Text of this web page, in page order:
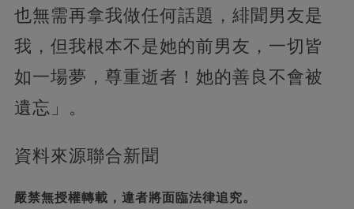
也無需再拿我做任何話題，緋聞男友是
我，但我根本不是她的前男友，一切皆
如一場夢，尊重逝者！她的善良不會被
遺忘」。
資料來源聯合新聞
嚴禁無授權轉載，違者將面臨法律追究。